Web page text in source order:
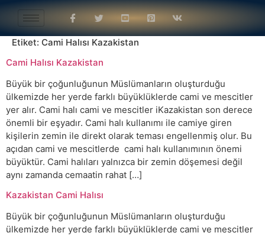
Etiket: Cami Halısı Kazakistan
Cami Halısı Kazakistan
Büyük bir çoğunluğunun Müslümanların oluşturduğu
ülkemizde her yerde farklı büyüklüklerde cami ve mescitler
yer alır. Cami halı cami ve mescitler iKazakistan son derece
önemli bir eşyadır. Cami halı kullanımı ile camiye giren
kişilerin zemin ile direkt olarak teması engellenmiş olur. Bu
açıdan cami ve mescitlerde cami halı kullanımının önemi
büyüktür. Cami halıları yalnızca bir zemin döşemesi değil
aynı zamanda cemaatin rahat […]
Kazakistan Cami Halısı
Büyük bir çoğunluğunun Müslümanların oluşturduğu
ülkemizde her yerde farklı büyüklüklerde cami ve mescitler